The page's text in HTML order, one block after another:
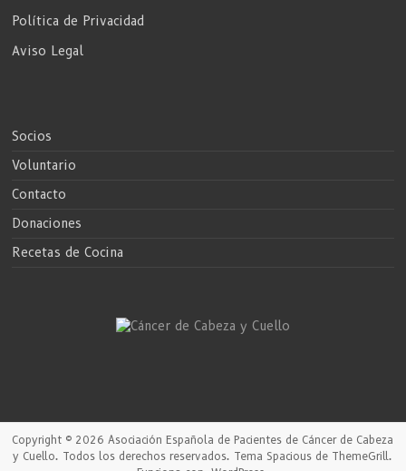
Política de Privacidad
Aviso Legal
Socios
Voluntario
Contacto
Donaciones
Recetas de Cocina
Copyright © 2026Asociación Española de Pacientes de Cáncer de Cabeza
y Cuello. Todos los derechos reservados. Tema Spacious de ThemeGrill.